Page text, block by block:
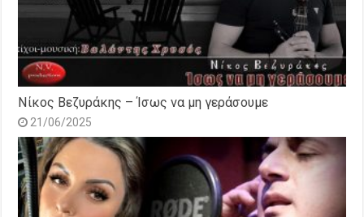
Νίκος Βεζυράκης – Ίσως να μη γεράσουμε
21/06/2025